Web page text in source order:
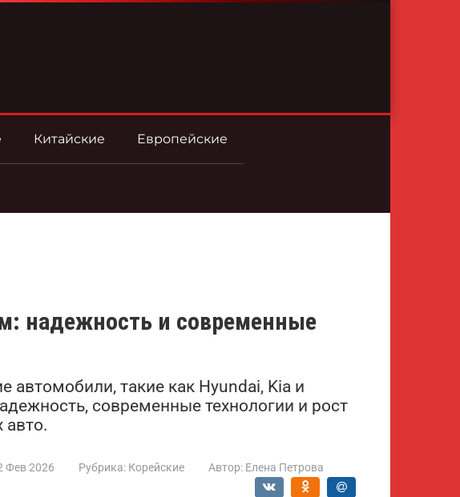
Китайские Европейские
надежность и современные
автомобили, такие как Hyundai, Kia и
современные технологии и рост
авто.
Фев 2026 Рубрика: Корейские Автор: Елена Петрова